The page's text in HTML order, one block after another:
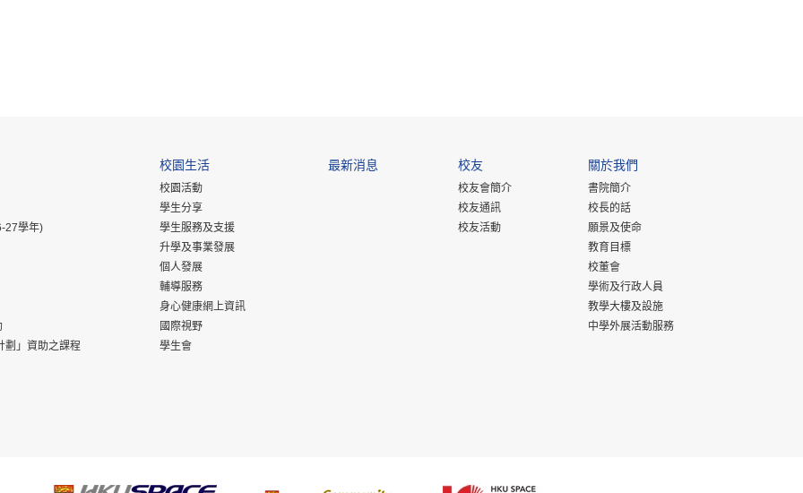
27學年)
劃」資助之課程
校園生活
校園活動
學生分享
學生服務及支援
升學及事業發展
個人發展
輔導服務
身心健康網上資訊
國際視野
學生會
最新消息 校友
校友會簡介
校友通訊
校友活動
關於我們
書院簡介
校長的話
願景及使命
教育目標
校董會
學術及行政人員
教學大樓及設施
中學外展活動服務